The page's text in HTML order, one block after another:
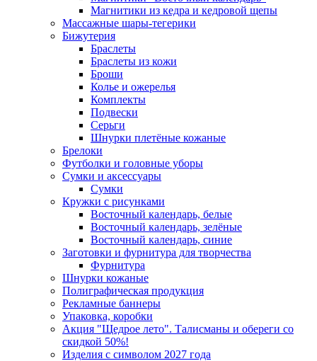
Магнитики из кедра и кедровой щепы
Массажные шары-тегерики
Бижутерия
Браслеты
Браслеты из кожи
Броши
Колье и ожерелья
Комплекты
Подвески
Серьги
Шнурки плетёные кожаные
Брелоки
Футболки и головные уборы
Сумки и аксессуары
Сумки
Кружки с рисунками
Восточный календарь, белые
Восточный календарь, зелёные
Восточный календарь, синие
Заготовки и фурнитура для творчества
Фурнитура
Шнурки кожаные
Полиграфическая продукция
Рекламные баннеры
Упаковка, коробки
Акция "Щедрое лето". Талисманы и обереги со
скидкой 50%!
Изделия с символом 2027 года